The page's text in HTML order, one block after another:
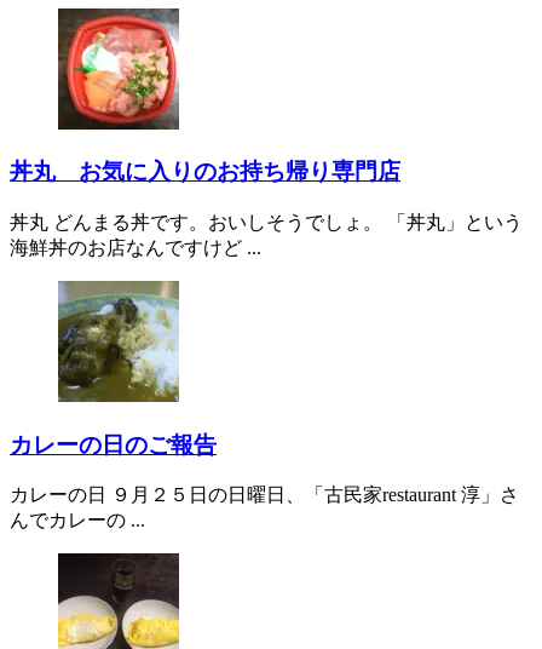
丼丸 お気に入りのお持ち帰り専門店
丼丸 どんまる丼です。おいしそうでしょ。 「丼丸」という
海鮮丼のお店なんですけど ...
カレーの日のご報告
カレーの日 ９月２５日の日曜日、「古民家restaurant 淳」さ
んでカレーの ...